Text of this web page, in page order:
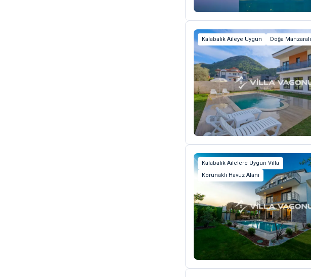
Kalabalık Aileye Uygun Doğa Manzaralı
Kalabalık Ailelere Uygun Villa
Korunaklı Havuz Alanı